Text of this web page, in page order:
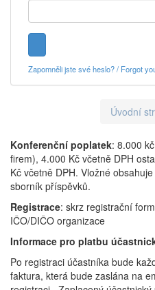
Zapomněli jste své heslo? / Forgot
Úvodní
Konferenční poplatek: 8.000
firem), 4.000 Kč včetně DPH
Kč včetně DPH. Vložné
sborník příspěvků.
Registrace: skrz registrační
IČO/DIČO organizace
Informace pro platbu
Po registraci účastníka bude
faktura, která bude zaslána na